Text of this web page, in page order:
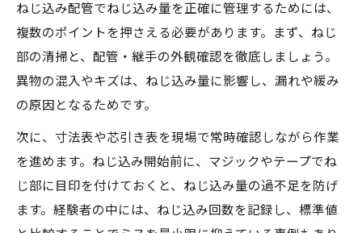
ねじ込み配管でねじ込み量を正確に管理するためには、
複数のポイントを押さえる必要があります。まず、ねじ
部の清掃と、配管・継手の外観確認を徹底しましょう。
異物の混入やキズは、ねじ込み量に影響し、漏れや緩み
の原因となるためです。
次に、寸法表や芯引き表を現場で常時確認しながら作業
を進めます。ねじ込み開始前に、マジックやテープでね
じ部に目印を付けておくと、ねじ込み量の過不足を防げ
ます。経験者の中には、ねじ込み回数を記録し、標準値